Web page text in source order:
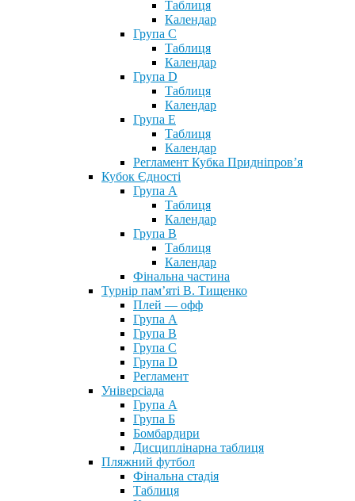
Таблиця
Календар
Група С
Таблиця
Календар
Група D
Таблиця
Календар
Група Е
Таблиця
Календар
Регламент Кубка Придніпров’я
Кубок Єдності
Група А
Таблиця
Календар
Група В
Таблиця
Календар
Фінальна частина
Турнір пам’яті В. Тищенко
Плей — офф
Група А
Група B
Група С
Група D
Регламент
Універсіада
Група А
Група Б
Бомбардири
Дисциплінарна таблиця
Пляжний футбол
Фінальна стадія
Таблиця